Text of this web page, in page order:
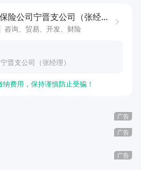
中国人寿保险公司宁晋支公司（张经理）
咨询、贸易、开发、财险
晋支公司（张经理）
费用，保持谨慎防止受骗！
广告
广告
广告